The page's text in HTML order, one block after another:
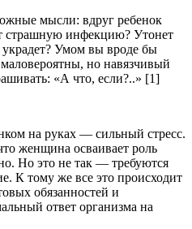
мысли: вдруг ребенок
страшную инфекцию? Утонет
Умом вы вроде бы
но навязчивый
«А что, если?..» [1]
на руках — сильный стресс.
женщина осваивает роль
Но это не так — требуются
К тому же все это происходит
обязанностей и
ответ организма на